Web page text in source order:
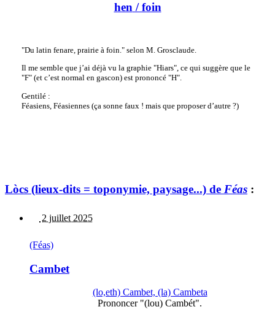
hen / foin
"Du latin fenare, prairie à foin." selon M. Grosclaude.
Il me semble que j’ai déjà vu la graphie "Hiars", ce qui suggère que le
"F" (et c’est normal en gascon) est prononcé "H".
Gentilé :
Féasiens, Féasiennes (ça sonne faux ! mais que proposer d’autre ?)
Lòcs (lieux-dits = toponymie, paysage...) de Féas :
2 juillet 2025
(Féas)
Cambet
(lo,eth) Cambet, (la) Cambeta
Prononcer "(lou) Cambét".